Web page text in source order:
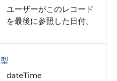
ユーザーがこのレコード
を最後に参照した日付。
型
dateTime